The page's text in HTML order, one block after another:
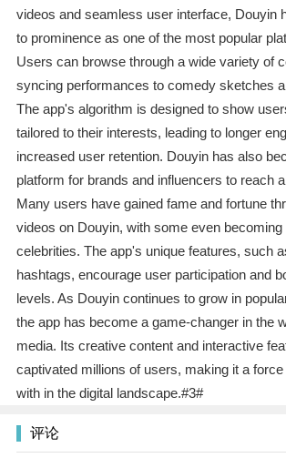
videos and seamless user interface, Douyin
to prominence as one of the most popular
Users can browse through a wide variety of
syncing performances to comedy sketches
The app's algorithm is designed to show
tailored to their interests, leading to longer
increased user retention. Douyin has also
platform for brands and influencers to reach
Many users have gained fame and fortune
videos on Douyin, with some even becoming
celebrities. The app's unique features, such
hashtags, encourage user participation and
levels. As Douyin continues to grow in
the app has become a game-changer in the
media. Its creative content and interactive
captivated millions of users, making it a
with in the digital landscape.#3#
评论